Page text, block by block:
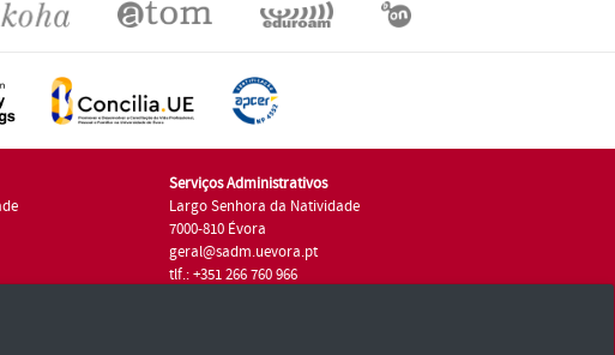
Serviços Administrativos
Largo Senhora da Natividade
7000-810 Évora
geral@sadm.uevora.pt
tlf.: +351 266 760 966